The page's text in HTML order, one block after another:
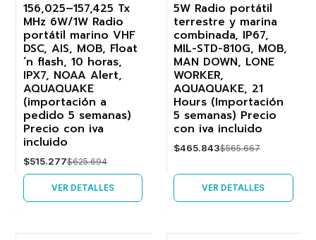
-18%
Agotado
156,025–157,425 Tx
MHz 6W/1W Radio
portátil marino VHF
DSC, AIS, MOB, Float
´n flash, 10 horas,
IPX7, NOAA Alert,
AQUAQUAKE
(importación a
pedido 5 semanas)
Precio con iva
incluido
$515.277$625.694
VER DETALLES
-18%
Agotado
5W Radio portátil
terrestre y marina
combinada, IP67,
MIL-STD-810G, MOB,
MAN DOWN, LONE
WORKER,
AQUAQUAKE, 21
Hours (Importación
5 semanas) Precio
con iva incluido
$465.843$565.667
VER DETALLES